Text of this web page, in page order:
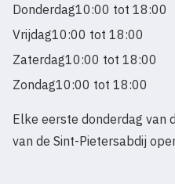
Donderdag10:00 tot 18:00
Vrijdag10:00 tot 18:00
Zaterdag10:00 tot 18:00
Zondag10:00 tot 18:00
Elke eerste donderdag van
van de Sint-Pietersabdij